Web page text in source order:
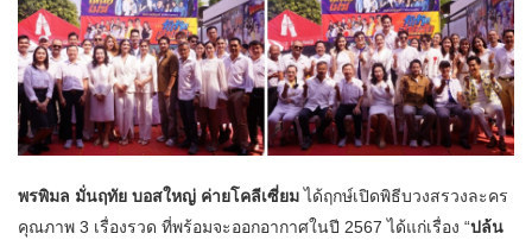
พรพิมล มั่นฤทัย บอสใหญ่ ค่ายโคลีเซี่ยมได้ฤกษ์เปิดพิธีบวงสรวงละคร
คุณภาพ 3 เรื่องรวด ที่พร้อมจะออกอากาศในปี 2567 ได้แก่เรื่อง “ปล้น